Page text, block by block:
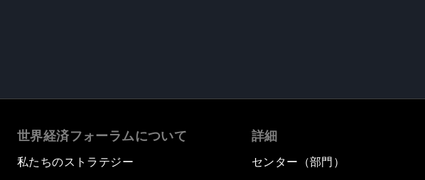
世界経済フォーラムについて
私たちのストラテジー
詳細
センター（部門）